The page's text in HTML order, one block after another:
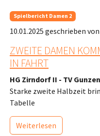
Spielbericht Damen 2
10.01.2025 geschrieben
ZWEITE DAMEN
IN FAHRT
HG Zirndorf II - TV
Starke zweite Halbzeit
Tabelle
Weiterlesen